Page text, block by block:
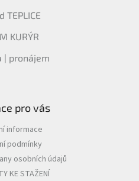
TEPLICE
KURÝR
| pronájem
pro vás
informace
podmínky
osobních údajů
KE STAŽENÍ